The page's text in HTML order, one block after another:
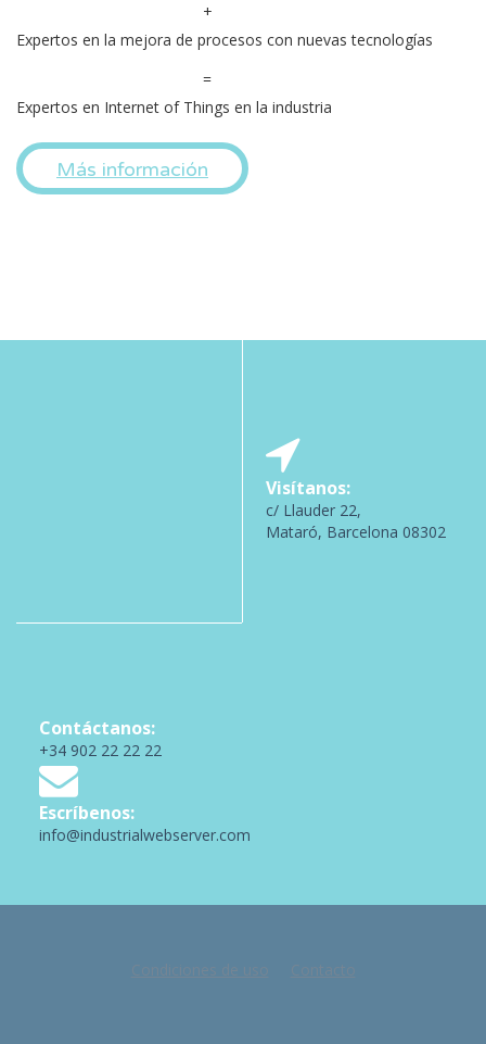
+
Expertos en la mejora de procesos con nuevas tecnologías
=
Expertos en Internet of Things en la industria
Más información
Visítanos:
c/ Llauder 22,
Mataró, Barcelona 08302
Contáctanos:
+34 902 22 22 22
Escríbenos:
info@industrialwebserver.com
Condiciones de uso Contacto